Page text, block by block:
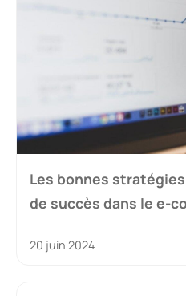
Les bonnes
de succès dans le e-
20 juin 2024